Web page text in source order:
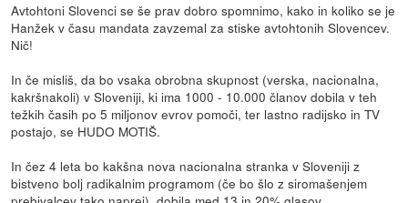
Avtohtoni Slovenci se še prav dobro spomnimo, kako in koliko se je
Hanžek v času mandata zavzemal za stiske avtohtonih Slovencev.
Nič!
In če misliš, da bo vsaka obrobna skupnost (verska, nacionalna,
kakršnakoli) v Sloveniji, ki ima 1000 - 10.000 članov dobila v teh
težkih časih po 5 miljonov evrov pomoči, ter lastno radijsko in TV
postajo, se HUDO MOTIŠ.
In čez 4 leta bo kakšna nova nacionalna stranka v Sloveniji z
bistveno bolj radikalnim programom (če bo šlo z siromašenjem